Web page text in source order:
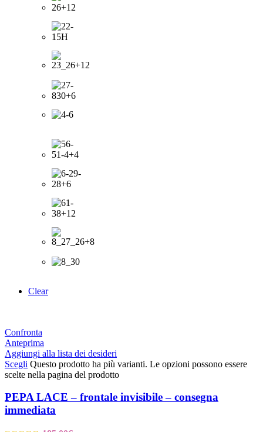
Clear
Confronta
Anteprima
Aggiungi alla lista dei desideri
Scegli Questo prodotto ha più varianti. Le opzioni possono essere
scelte nella pagina del prodotto
PEPA LACE – frontale invisibile – consegna
immediata